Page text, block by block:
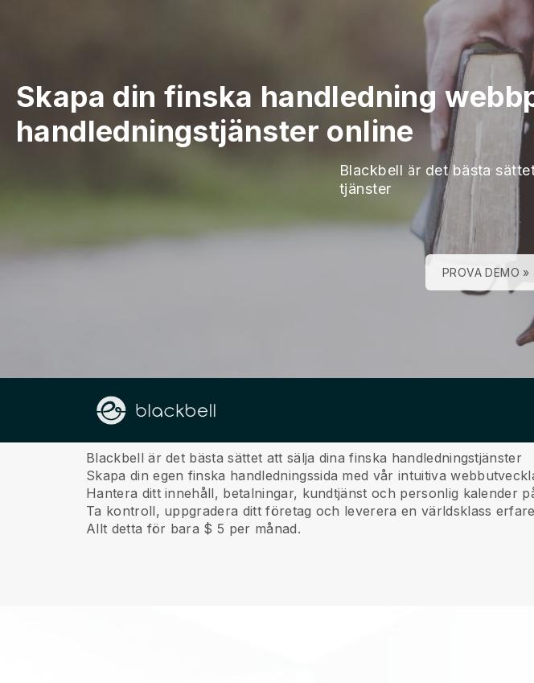
Skapa din finska handledning
handledningstjänster online
Blackbell är det bästa
tjänster
PROVA DEMO »
Om oss
Blackbell är det bästa sättet att sälja dina finska handledningstjänster
Skapa din egen finska handledningssida med vår intuitiva
Hantera ditt innehåll, betalningar, kundtjänst och personlig kalender
Ta kontroll, uppgradera ditt företag och leverera en världsklass
Allt detta för bara $ 5 per månad.